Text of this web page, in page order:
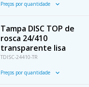
Preços por quantidade
Tampa DISC TOP de
rosca 24/410
transparente lisa
TDISC-24410-TR
Preços por quantidade